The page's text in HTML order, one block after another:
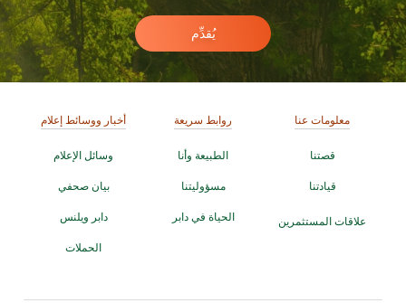
يُقدِّم
معلومات عنا
قصتنا
قيادتنا
علاقات المستثمرين
روابط سريعة
الطبيعة وأنا
مسؤوليتنا
الحياة في دابر
أخبار ووسائط إعلام
وسائل الإعلام
بيان صحفي
دابر ويلنس
الحملات